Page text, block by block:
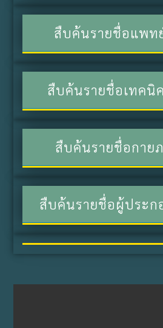
สืบค้นรายชื่อแพท
สืบค้นรายชื่อเทคนิ
สืบค้นรายชื่อกาย
สืบค้นรายชื่อผู้ประก